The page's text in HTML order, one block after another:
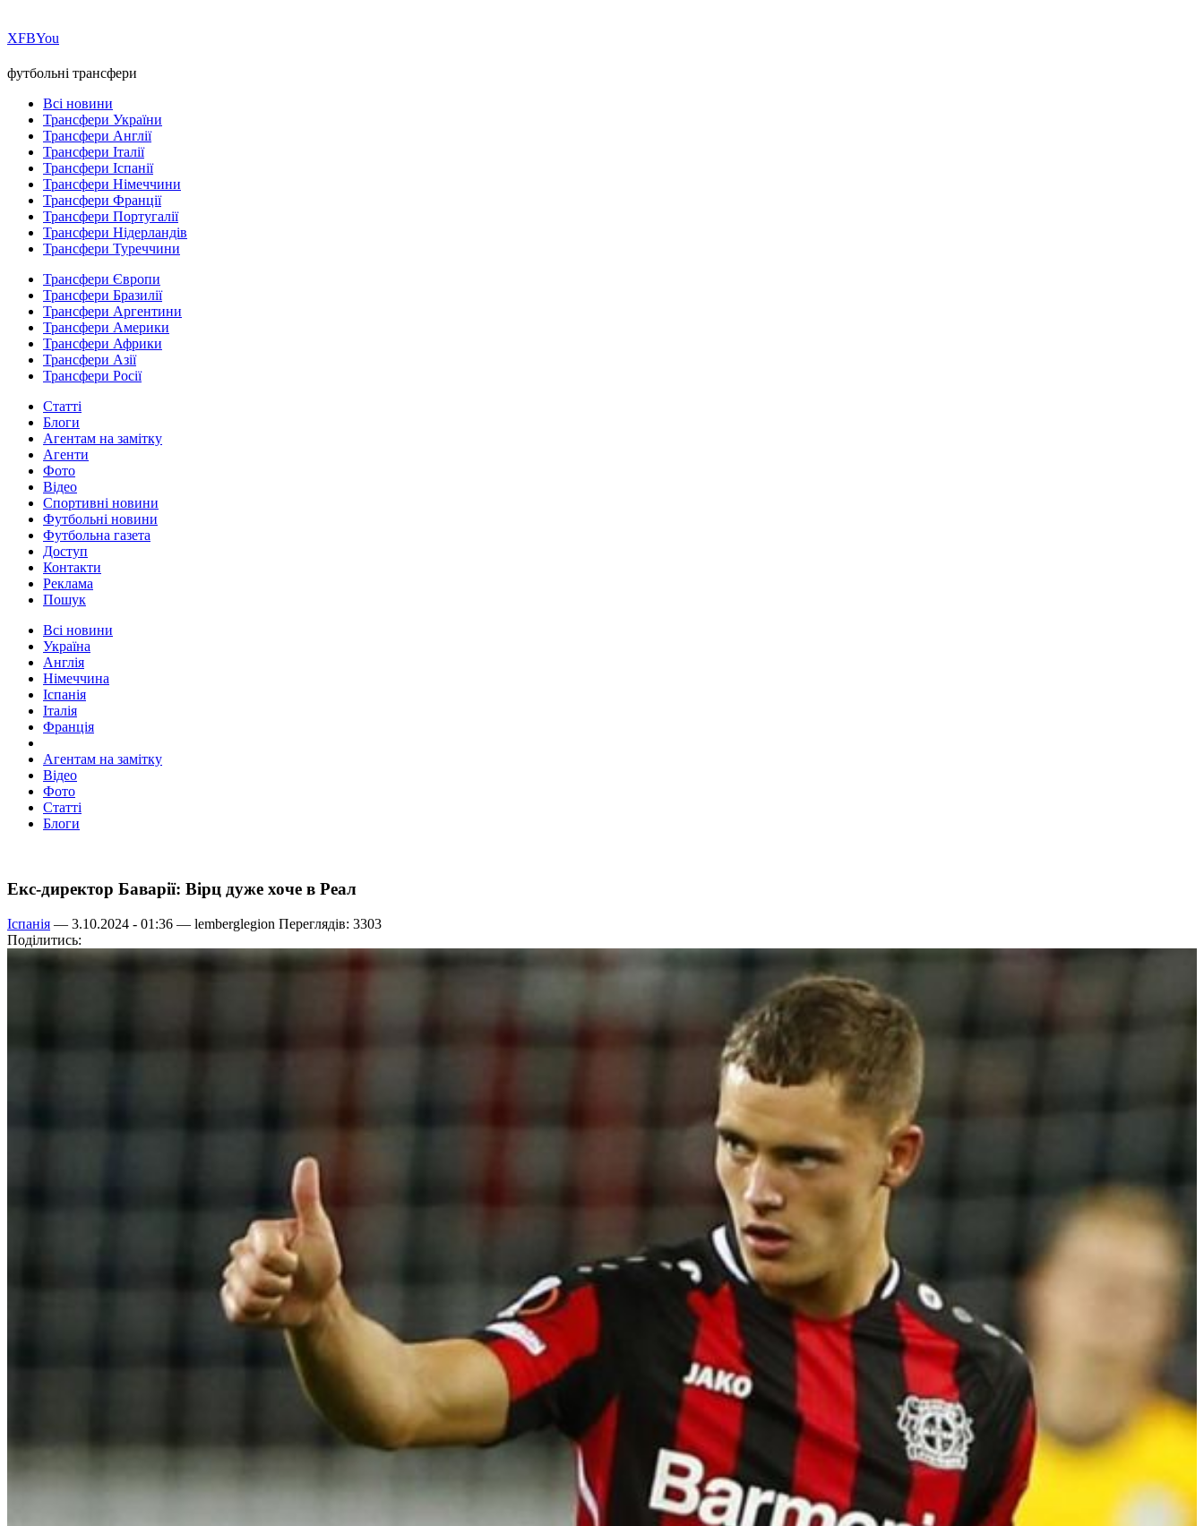
ХFBYou
футбольні трансфери
Всі новини
Трансфери України
Трансфери Англії
Трансфери Італії
Трансфери Іспанії
Трансфери Німеччини
Трансфери Франції
Трансфери Португалії
Трансфери Нідерландів
Трансфери Туреччини
Трансфери Європи
Трансфери Бразилії
Трансфери Аргентини
Трансфери Америки
Трансфери Африки
Трансфери Азії
Трансфери Росії
Статті
Блоги
Агентам на замітку
Агенти
Фото
Відео
Спортивні новини
Футбольні новини
Футбольна газета
Доступ
Контакти
Реклама
Пошук
Всі новини
Україна
Англія
Німеччина
Іспанія
Італія
Франція
Агентам на замітку
Відео
Фото
Статті
Блоги
Екс-директор Баварії: Вірц дуже хоче в Реал
Іспанія — 3.10.2024 - 01:36 — lemberglegion Переглядів: 3303
Поділитись: